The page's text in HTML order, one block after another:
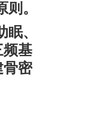
。
、
频基
骨密